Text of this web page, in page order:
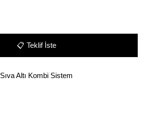
📋 Teklif İste
Sıva Altı Kombi Sistem